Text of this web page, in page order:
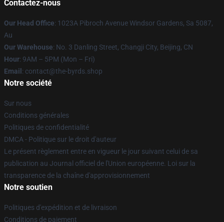
Contactez-nous
Our Head Office: 1023A Pibroch Avenue Windsor Gardens, Sa 5087,
Au
Our Warehouse: No. 3 Danling Street, Changji City, Beijing, CN
Hour: 9AM – 5PM (Mon – Fri)
Email : contact@the-byrds.shop
Notre société
Sur nous
Conditions générales
Politiques de confidentialité
DMCA - Politique sur le droit d'auteur
Le présent règlement entre en vigueur le jour suivant celui de sa
publication au Journal officiel de l'Union européenne. Loi sur la
transparence de la chaîne d'approvisionnement
Notre soutien
Politiques d'expédition et de livraison
Conditions de paiement